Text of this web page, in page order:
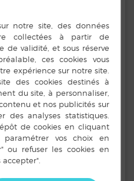
essentiel dans la vie de
constitue une
notre démocratie sociale
elles contribuent à
à son
Bais compte une bonne
dans une grande
culture, vie